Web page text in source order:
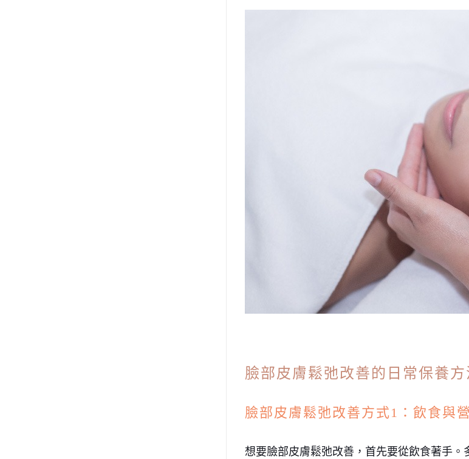
臉部皮膚鬆弛改善的日常保養方
臉部皮膚鬆弛改善方式1：飲食與
想要臉部皮膚鬆弛改善，首先要從飲食著手